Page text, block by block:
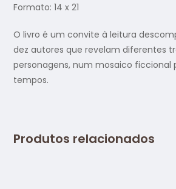
Formato: 14 x 21
O livro é um convite à leitura
dez autores que revelam diferentes
personagens, num mosaico ficcional
tempos.
Produtos relacionados